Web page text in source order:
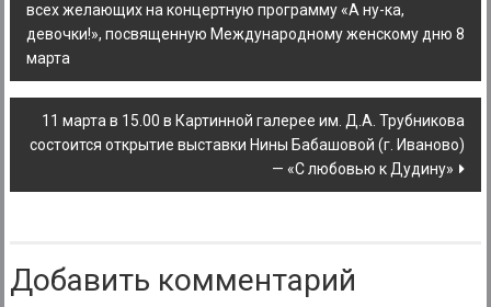
navigation
всех желающих на концертную программу «А ну-ка,
девочки!», посвященную Международному женскому дню 8
марта
11 марта в 15.00 в Картинной галерее им. Д.А. Трубникова
состоится открытие выставки Нины Бабашовой (г. Иваново)
— «С любовью к Дудину»
Добавить комментарий